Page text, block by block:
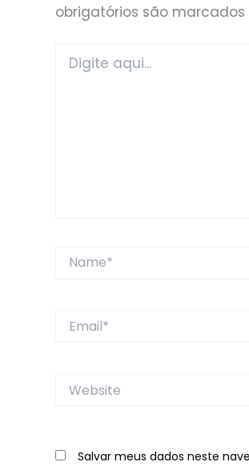
obrigatórios são
aqui...
Website
Salvar meus dados neste